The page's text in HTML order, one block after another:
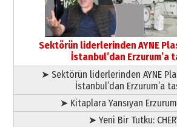
çekmemeli!
17 Şubat 2026 Salı Orhan BOZKURT
Bir fotoğraf, bir şehir, bir
gazeteci… Dizginler kimin
elinde?
A. Berhan Yılmaz
BİR BÖLÜM DEĞİL, BİR
SEÇİYORSUNUZ… “NEDEN
ATATÜRK ÜNİVERSİTESİ?”
28 Temmuz 2026 Salı
Sektörün liderlerinden AYNE
İstanbul’dan Erzurum’a
➤ Sektörün liderlerinden AYNE
İstanbul’dan Erzurum’a
➤ Kitaplara Yansıyan
➤ Yeni Bir Tutku: